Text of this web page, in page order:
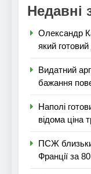
Недавні
Олександр
який
Видатний
бажання
Наполі
відома ціна
ПСЖ
Франції за